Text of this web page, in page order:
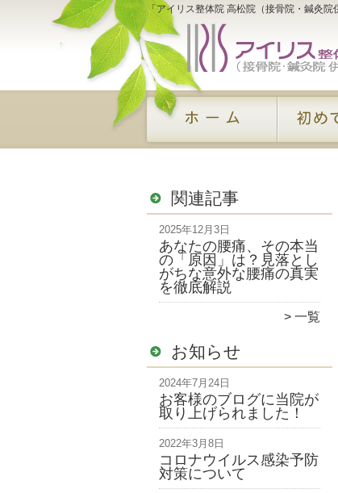
「アイリス整体院 高松院（接骨院・鍼灸
関連記事
2025年12月3日
あなたの腰痛、その本当
の「原因」は？見落とし
がちな意外な腰痛の真実
を徹底解説
一覧
お知らせ
2024年7月24日
お客様のブログに当院が
取り上げられました！
2022年3月8日
コロナウイルス感染予防
対策について